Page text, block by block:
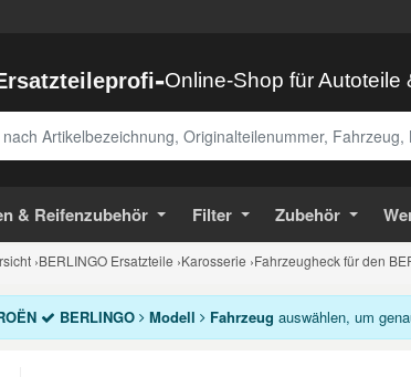
-Online-Shop für Autoteile
& Reifenzubehör Filter Zubehör
›BERLINGO Ersatzteile ›Karosserie ›Fahrzeugheck für den
BERLINGO Modell Fahrzeug auswählen, um